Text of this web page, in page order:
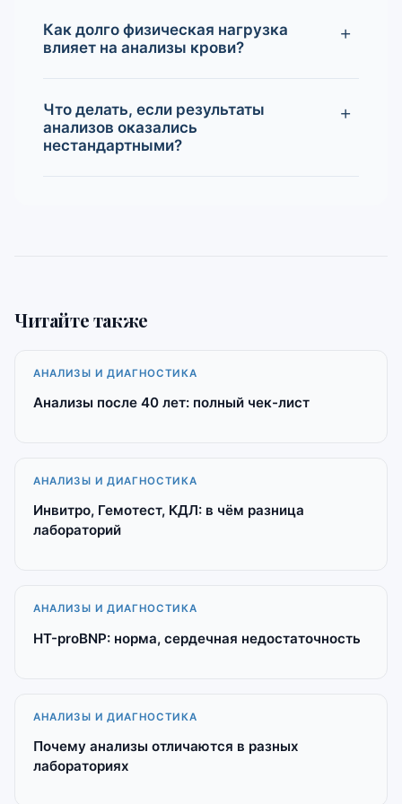
Как долго физическая нагрузка
влияет на анализы крови?
Что делать, если результаты
анализов оказались
нестандартными?
Читайте также
АНАЛИЗЫ И ДИАГНОСТИКА
Анализы после 40 лет: полный чек-лист
АНАЛИЗЫ И ДИАГНОСТИКА
Инвитро, Гемотест, КДЛ: в чём разница
лабораторий
АНАЛИЗЫ И ДИАГНОСТИКА
НТ-proBNP: норма, сердечная недостаточность
АНАЛИЗЫ И ДИАГНОСТИКА
Почему анализы отличаются в разных
лабораториях